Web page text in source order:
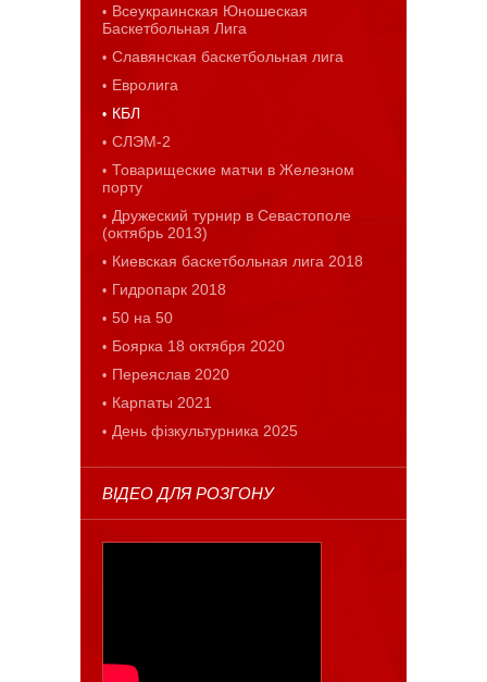
Всеукраинская Юношеская
Баскетбольная Лига
Славянская баскетбольная лига
Евролига
КБЛ
СЛЭМ-2
Товарищеские матчи в Железном
порту
Дружеский турнир в Севастополе
(октябрь 2013)
Киевская баскетбольная лига 2018
Гидропарк 2018
50 на 50
Боярка 18 октября 2020
Переяслав 2020
Карпаты 2021
День фізкультурника 2025
ВІДЕО ДЛЯ РОЗГОНУ